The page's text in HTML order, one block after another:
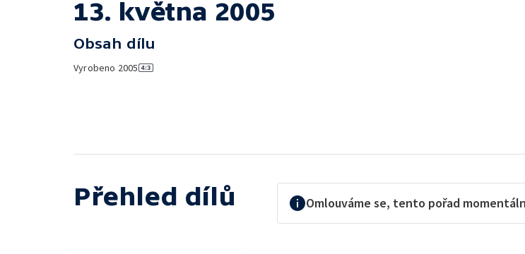
13. května 2005
Obsah dílu
Vyrobeno 2005
Přehled dílů Omlouváme se, tento pořad